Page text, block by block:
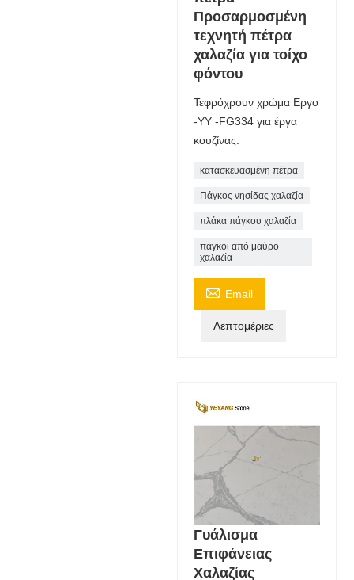
Προσαρμοσμένη
τεχνητή πέτρα
χαλαζία για τοίχο
φόντου
Τεφρόχρουν χρώμα Εργο
-YY -FG334 για έργα
κουζίνας.
κατασκευασμένη πέτρα
Πάγκος νησίδας χαλαζία
πλάκα πάγκου χαλαζία
πάγκοι από μαύρο
χαλαζία
 Email
Λεπτομέριες
Γυάλισμα
Επιφάνειας
Χαλαζίας